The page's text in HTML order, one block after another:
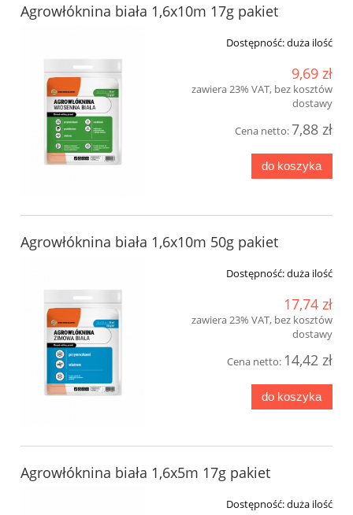
Agrowłóknina biała 1,6x10m 17g pakiet
Dostępność:duża ilość
9,69 zł
zawiera 23% VAT, bez kosztów
dostawy
Cena netto:7,88 zł
do koszyka
Agrowłóknina biała 1,6x10m 50g pakiet
Dostępność:duża ilość
17,74 zł
zawiera 23% VAT, bez kosztów
dostawy
Cena netto: 14,42 zł
do koszyka
Agrowłóknina biała 1,6x5m 17g pakiet
Dostępność:duża ilość